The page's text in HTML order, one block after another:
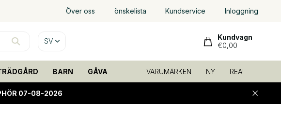
Över oss önskelista Kundservice Inloggning
SV
Kundvagn
€0,00
BARN GÅVA VARUMÄRKEN NY REA!
07-08-2026